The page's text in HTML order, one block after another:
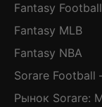
Fantasy Football
Fantasy MLB
Fantasy NBA
Sorare Football
Рынок Sorare: